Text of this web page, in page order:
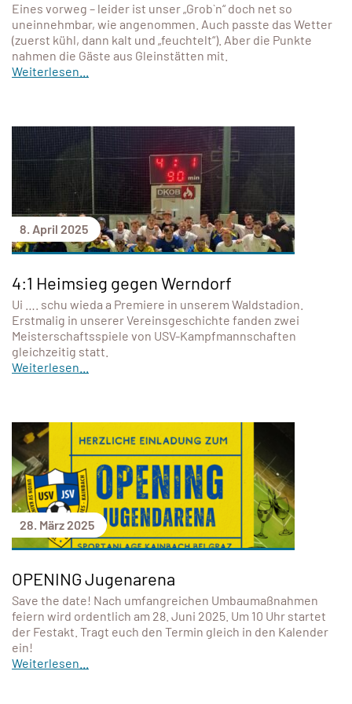
Eines vorweg – leider ist unser „Grob`n“ doch net so
uneinnehmbar, wie angenommen. Auch passte das Wetter
(zuerst kühl, dann kalt und „feuchtelt“). Aber die Punkte
nahmen die Gäste aus Gleinstätten mit.
Weiterlesen...
8. April 2025
4:1 Heimsieg gegen Werndorf
Ui …. schu wieda a Premiere in unserem Waldstadion.
Erstmalig in unserer Vereinsgeschichte fanden zwei
Meisterschaftsspiele von USV-Kampfmannschaften
gleichzeitig statt.
Weiterlesen...
28. März 2025
OPENING Jugenarena
Save the date! Nach umfangreichen Umbaumaßnahmen
feiern wird ordentlich am 28. Juni 2025. Um 10 Uhr startet
der Festakt. Tragt euch den Termin gleich in den Kalender
ein!
Weiterlesen...